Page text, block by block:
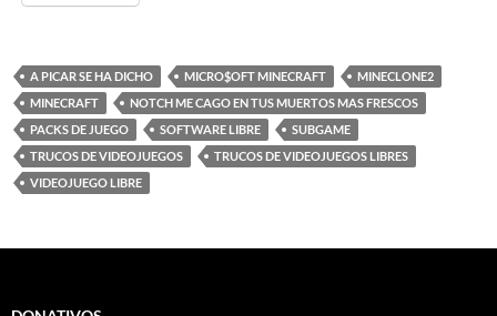
A PICAR SE HA DICHO MICRO$OFT MINECRAFT
MINECLONE2
MINECRAFT
NOTCH ME CAGO EN TUS MUERTOS MAS FRESCOS
PACKS DE JUEGO
SOFTWARE LIBRE
SUBGAME
TRUCOS DE VIDEOJUEGOS
TRUCOS DE VIDEOJUEGOS LIBRES
VIDEOJUEGO LIBRE